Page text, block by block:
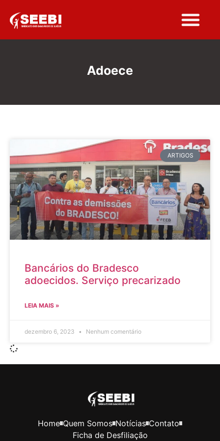
Adoece
ARTIGOS
Bancários do Bradesco
adoecidos. Serviço precarizado
LEIA MAIS »
dezembro 6, 2023 Nenhum comentário
Home Quem Somos Notícias Contato
Ficha de Desfiliação